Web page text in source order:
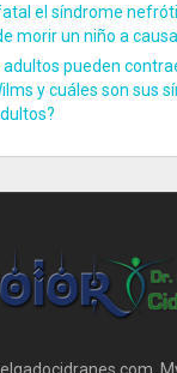
el síndrome
morir un niño a
adultos pueden
y cuáles son sus